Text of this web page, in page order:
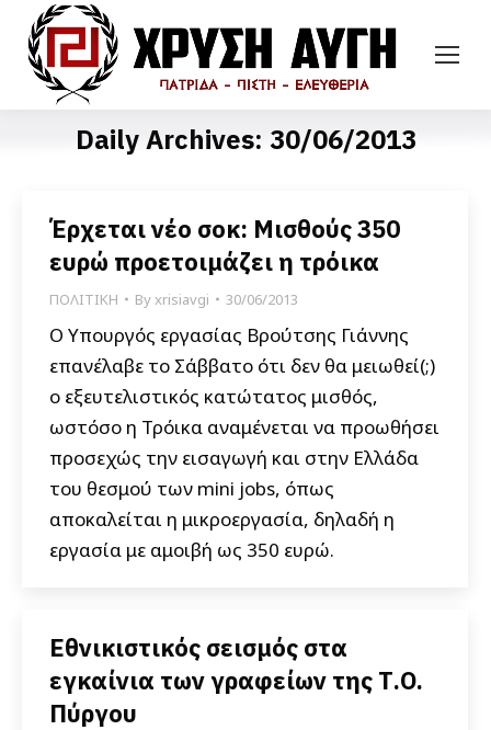
Daily Archives: 30/06/2013
Έρχεται νέο σοκ: Μισθούς 350
ευρώ προετοιμάζει η τρόικα
ΠΟΛΙΤΙΚΗ Byxrisiavgi 30/06/2013
Ο Υπουργός εργασίας Βρούτσης Γιάννης
επανέλαβε το Σάββατο ότι δεν θα μειωθεί(;)
ο εξευτελιστικός κατώτατος μισθός,
ωστόσο η Τρόικα αναμένεται να προωθήσει
προσεχώς την εισαγωγή και στην Ελλάδα
του θεσμού των mini jobs, όπως
αποκαλείται η μικροεργασία, δηλαδή η
εργασία με αμοιβή ως 350 ευρώ.
Εθνικιστικός σεισμός στα
εγκαίνια των γραφείων της Τ.Ο.
Πύργου